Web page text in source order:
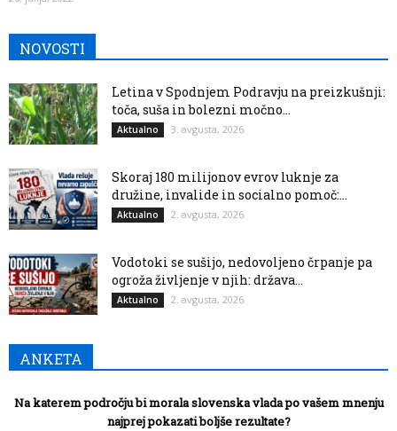
NOVOSTI
Letina v Spodnjem Podravju na preizkušnji:
toča, suša in bolezni močno...
Aktualno 3. avgusta, 2026
Skoraj 180 milijonov evrov luknje za
družine, invalide in socialno pomoč:...
Aktualno 2. avgusta, 2026
Vodotoki se sušijo, nedovoljeno črpanje pa
ogroža življenje v njih: država...
Aktualno 2. avgusta, 2026
ANKETA
Na katerem področju bi morala slovenska vlada po vašem mnenju
najprej pokazati boljše rezultate?